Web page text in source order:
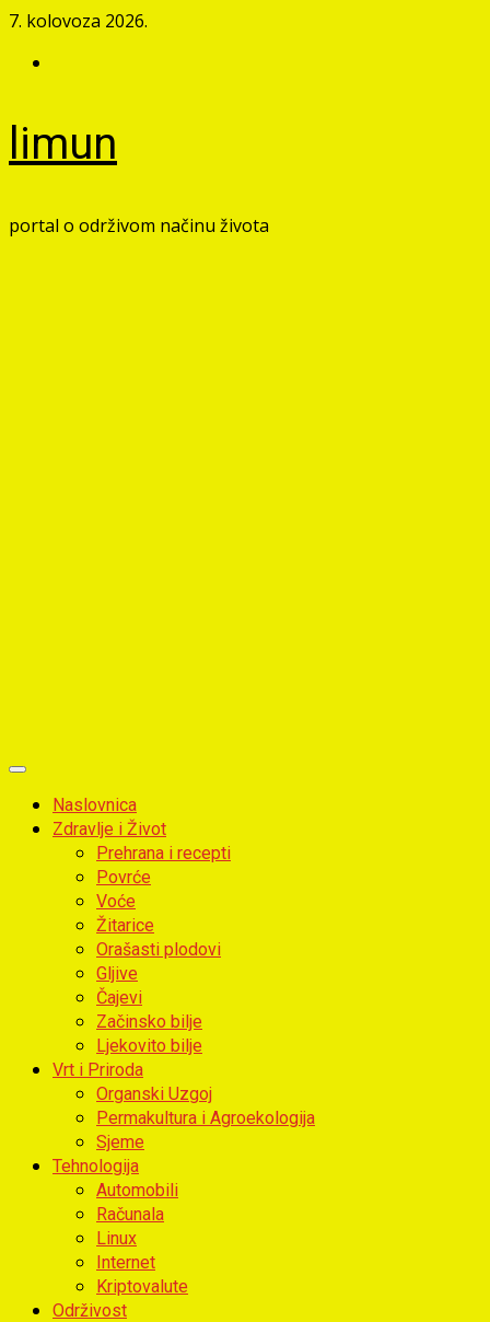
Skip
content
7. kolovoza 2026.
limun
portal o održivom načinu života
Primary
MenuNaslovnica
Zdravlje i Život
Prehrana i recepti
Povrće
Voće
Žitarice
Orašasti plodovi
Gljive
Čajevi
Začinsko bilje
Ljekovito bilje
Vrt i Priroda
Organski Uzgoj
Permakultura i Agroekologija
Sjeme
Tehnologija
Automobili
Računala
Linux
Internet
Kriptovalute
Održivost